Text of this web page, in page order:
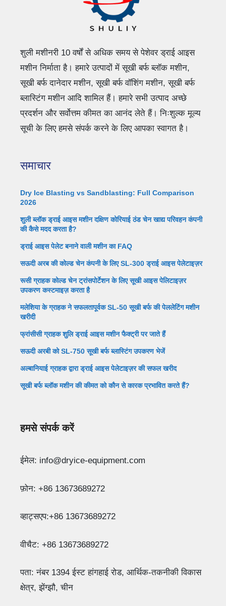
शुली मशीनरी 10 वर्षों से अधिक समय से पेशेवर ड्राई आइस
मशीन निर्माता है। हमारे उत्पादों में सूखी बर्फ ब्लॉक मशीन,
सूखी बर्फ दानेदार मशीन, सूखी बर्फ वॉशिंग मशीन, सूखी बर्फ
ब्लास्टिंग मशीन आदि शामिल हैं। हमारे सभी उत्पाद अच्छे
प्रदर्शन और सर्वोत्तम कीमत का आनंद लेते हैं। निःशुल्क मूल्य
सूची के लिए हमसे संपर्क करने के लिए आपका स्वागत है।
समाचार
Dry Ice Blasting vs Sandblasting: Full Comparison
2026
शुली ब्लॉक ड्राई आइस मशीन दक्षिण कोरियाई ठंड चेन खाद्य परिवहन कंपनी
की कैसे मदद करता है?
ड्राई आइस पेलेट बनाने वाली मशीन का FAQ
सऊदी अरब की कोल्ड चेन कंपनी के लिए SL-300 ड्राई आइस पेलेटाइज़र
रूसी ग्राहक कोल्ड चेन ट्रांसपोर्टेशन के लिए सूखी आइस पेलिटाइज़र
उपकरण कस्टमाइज़ करता है
मलेशिया के ग्राहक ने सफलतापूर्वक SL-50 सूखी बर्फ की पेललेटिंग मशीन
खरीदी
फ्रांसीसी ग्राहक शुलि ड्राई आइस मशीन फैक्ट्री पर जाते हैं
सऊदी अरबी को SL-750 सूखी बर्फ ब्लास्टिंग उपकरण भेजें
अल्बानियाई ग्राहक द्वारा ड्राई आइस पेलेटाइज़र की सफल खरीद
सूखी बर्फ ब्लॉक मशीन की कीमत को कौन से कारक प्रभावित करते हैं?
हमसे संपर्क करें
ईमेल: info@dryice-equipment.com
फ़ोन: +86 13673689272
व्हाट्सएप:+86 13673689272
वीचैट: +86 13673689272
पता: नंबर 1394 ईस्ट हांगहाई रोड, आर्थिक-तकनीकी विकास
क्षेत्र, झेंग्झौ, चीन